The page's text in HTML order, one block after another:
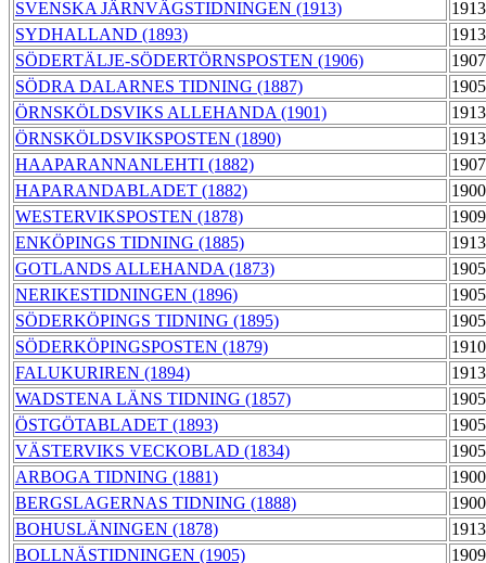
SVENSKA JÄRNVÄGSTIDNINGEN (1913)
SYDHALLAND (1893)
SÖDERTÄLJE-SÖDERTÖRNSPOSTEN (1906)
SÖDRA DALARNES TIDNING (1887)
ÖRNSKÖLDSVIKS ALLEHANDA (1901)
ÖRNSKÖLDSVIKSPOSTEN (1890)
HAAPARANNANLEHTI (1882)
HAPARANDABLADET (1882)
WESTERVIKSPOSTEN (1878)
ENKÖPINGS TIDNING (1885)
GOTLANDS ALLEHANDA (1873)
NERIKESTIDNINGEN (1896)
SÖDERKÖPINGS TIDNING (1895)
SÖDERKÖPINGSPOSTEN (1879)
FALUKURIREN (1894)
WADSTENA LÄNS TIDNING (1857)
ÖSTGÖTABLADET (1893)
VÄSTERVIKS VECKOBLAD (1834)
ARBOGA TIDNING (1881)
BERGSLAGERNAS TIDNING (1888)
BOHUSLÄNINGEN (1878)
BOLLNÄSTIDNINGEN (1905)